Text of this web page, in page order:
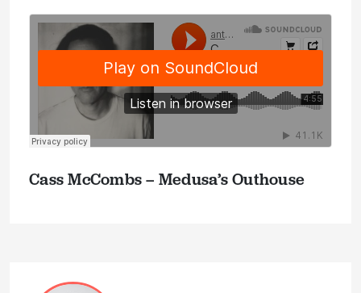
Cass McCombs – Medusa’s Outhouse